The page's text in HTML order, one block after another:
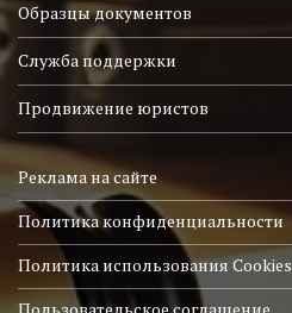
Образцы документов
Служба поддержки
Продвижение юристов
Реклама на сайте
Политика конфиденциальности
Политика использования Cookies